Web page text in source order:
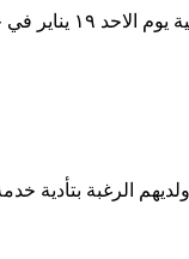
ممثل امارة منطقة مكة
الرغبة بتأدية